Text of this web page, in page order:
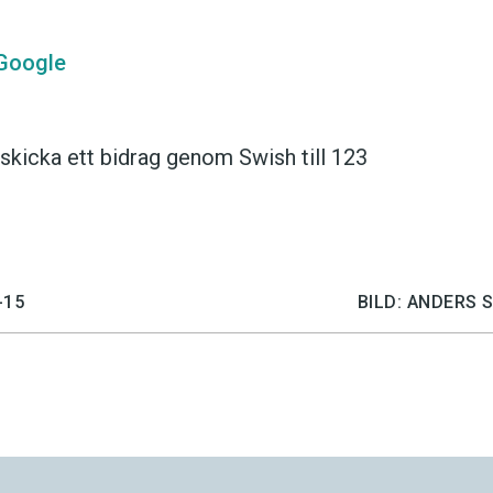
ett bidrag genom Swish till 123
15 BILD: ANDERS